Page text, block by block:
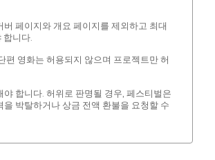
버 페이지와 개요 페이지를 제외하고 최대
합니다.
편 영화는 허용되지 않으며 프로젝트만 허
야 합니다. 허위로 판명될 경우, 페스티벌은
을 박탈하거나 상금 전액 환불을 요청할 수